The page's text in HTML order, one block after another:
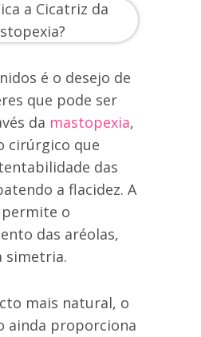
é o desejo de
que pode ser
da mastopexia,
cirúrgico que
das
a flacidez. A
o
das aréolas,
simetria.
mais natural, o
ainda proporciona